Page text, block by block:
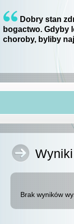
Dobry stan
bogactwo. Gdyby
choroby, byliby
Brak wyników